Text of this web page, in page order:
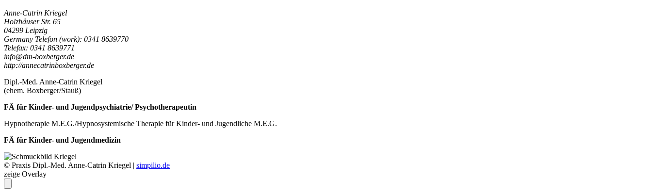
Anne-Catrin Kriegel
Holzhäuser Str. 65
04299 Leipzig
Germany Telefon (work): 0341 8639770
Telefax: 0341 8639771
info@dm-boxberger.de
http://annecatrinboxberger.de
Dipl.-Med. Anne-Catrin Kriegel
(ehem. Boxberger/Stauß)
FÄ für Kinder- und Jugendpsychiatrie/ Psychotherapeutin
Hypnotherapie M.E.G./Hypnosystemische Therapie für Kinder- und Jugendliche M.E.G.
FÄ für Kinder- und Jugendmedizin
© Praxis Dipl.-Med. Anne-Catrin Kriegel | simpilio.de
zeige Overlay